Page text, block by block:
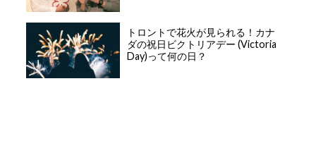
トロントで花火が見られる！カナ
ダの祝日ビクトリアデー (Victoria
Day)って何の日？